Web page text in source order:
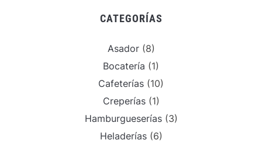
CATEGORÍAS
Asador(8)
Bocatería (1)
Cafeterías (10)
Creperías(1)
Hamburgueserías(3)
Heladerías(6)